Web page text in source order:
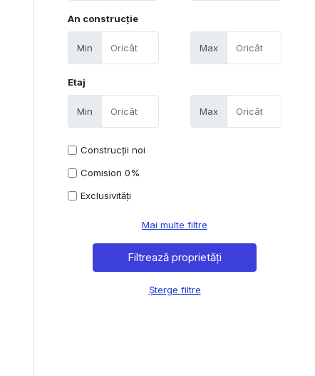
An construcție
Min Max
Etaj
Min Max
Construcții noi
Comision 0%
Exclusivități
Mai multe filtre
Șterge filtre